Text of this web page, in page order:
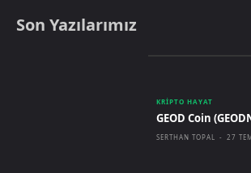
Son Yazılarımız
KRIPTO HAYAT
GEOD Coin
SERTHAN TOPAL - 27